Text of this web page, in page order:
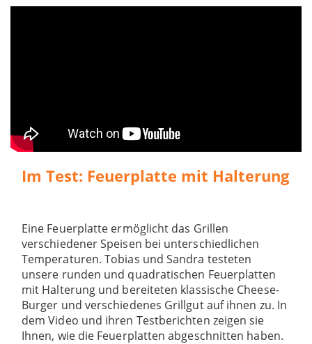
Im Test: Feuerplatte mit Halterung
Eine Feuerplatte ermöglicht das Grillen
verschiedener Speisen bei unterschiedlichen
Temperaturen. Tobias und Sandra testeten
unsere runden und quadratischen Feuerplatten
mit Halterung und bereiteten klassische Cheese-
Burger und verschiedenes Grillgut auf ihnen zu. In
dem Video und ihren Testberichten zeigen sie
Ihnen, wie die Feuerplatten abgeschnitten haben.